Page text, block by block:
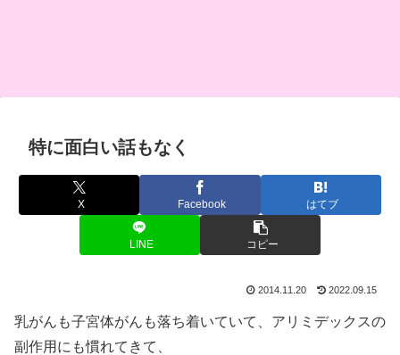
特に面白い話もなく
X Facebook はてブ
LINE コピー
2014.11.20 2022.09.15
乳がんも子宮体がんも落ち着いていて、アリミデックスの
副作用にも慣れてきて、